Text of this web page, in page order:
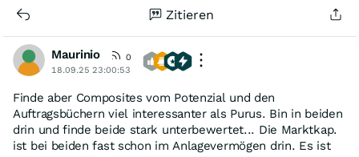
Zitieren
Maurinio
0
18.09.25 23:00:53
Finde aber Composites vom Potenzial und den
Auftragsbüchern viel interessanter als Purus. Bin in beiden
drin und finde beide stark unterbewertet... Die Marktkap.
ist bei beiden fast schon im Anlagevermögen drin. Es ist